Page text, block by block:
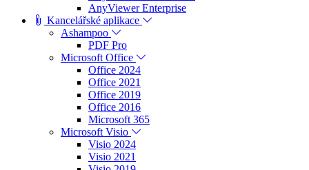
AnyViewer Enterprise
Kancelářské aplikace
Ashampoo
PDF Pro
Microsoft Office
Office 2024
Office 2021
Office 2019
Office 2016
Microsoft 365
Microsoft Visio
Visio 2024
Visio 2021